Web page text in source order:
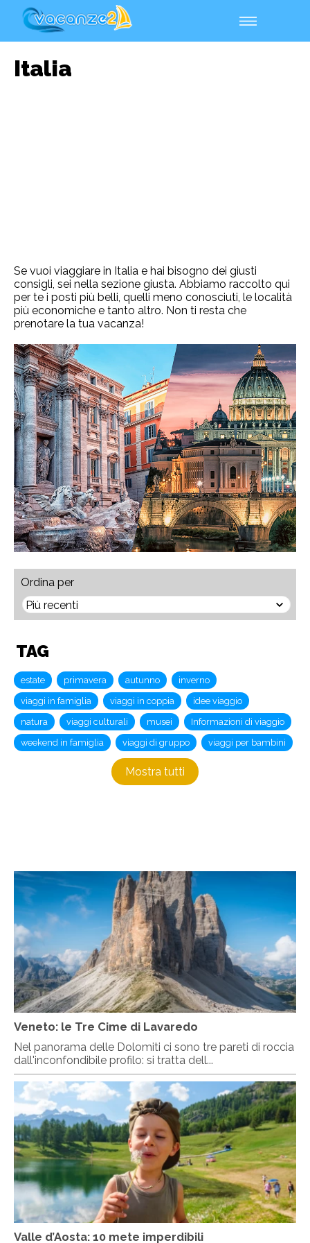
Italia
Se vuoi viaggiare in Italia e hai bisogno dei giusti
consigli, sei nella sezione giusta. Abbiamo raccolto qui
per te i posti più belli, quelli meno conosciuti, le località
più economiche e tanto altro. Non ti resta che
prenotare la tua vacanza!
Ordina per
TAG
estate primavera autunno
inverno
viaggi in famiglia
viaggi in coppia
idee viaggio
natura
viaggi culturali musei
Informazioni di viaggio
weekend in famiglia
viaggi di gruppo viaggi per bambini
Mostra tutti
Veneto: le Tre Cime di Lavaredo
Nel panorama delle Dolomiti ci sono tre pareti di roccia
dall'inconfondibile profilo: si tratta dell...
Valle d’Aosta: 10 mete imperdibili